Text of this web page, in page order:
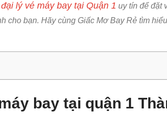
đại lý vé máy bay tại Quận 1 uy tín để đặt
cho bạn. Hãy cùng Giấc Mơ Bay Rẻ tìm
bay tại quận 1